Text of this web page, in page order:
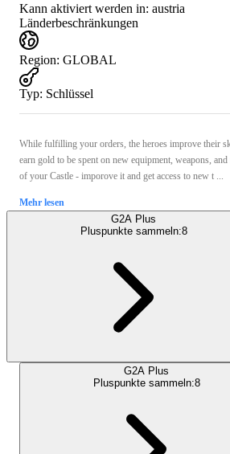
Kann aktiviert werden in: austria
Länderbeschränkungen
Region: GLOBAL
Typ: Schlüssel
While fulfilling your orders, the heroes improve their
earn gold to be spent on new equipment, weapons,
of your Castle - imporove it and get access to new t ...
Mehr lesen
G2A Plus
Pluspunkte sammeln:8
G2A Plus
Pluspunkte sammeln:8